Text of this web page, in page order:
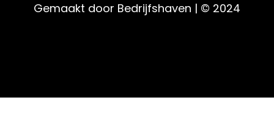
Gemaakt door Bedrijfshaven | © 2024